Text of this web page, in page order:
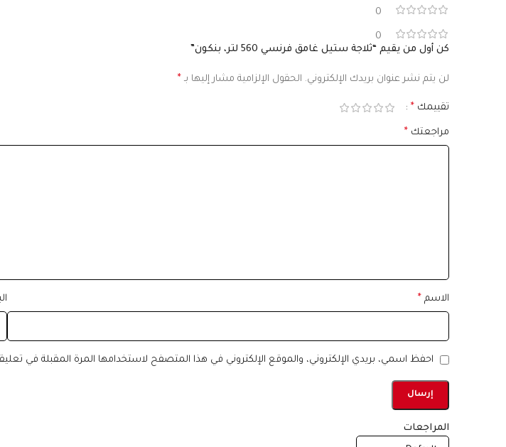
0
0
المراجعات
كن أول من يقيم “ثلاجة ستيل غامق فرنسي 560 لتر، بنكون”
لن يتم نشر عنوان بريدك الإلكتروني. الحقول الإلزامية مشار إليها بـ *
تقييمك *
مراجعتك *
الاسم *
احفظ اسمي، بريدي الإلكتروني، والموقع الإلكتروني في هذا المتصفح لاستخدامها المرة المقبلة في